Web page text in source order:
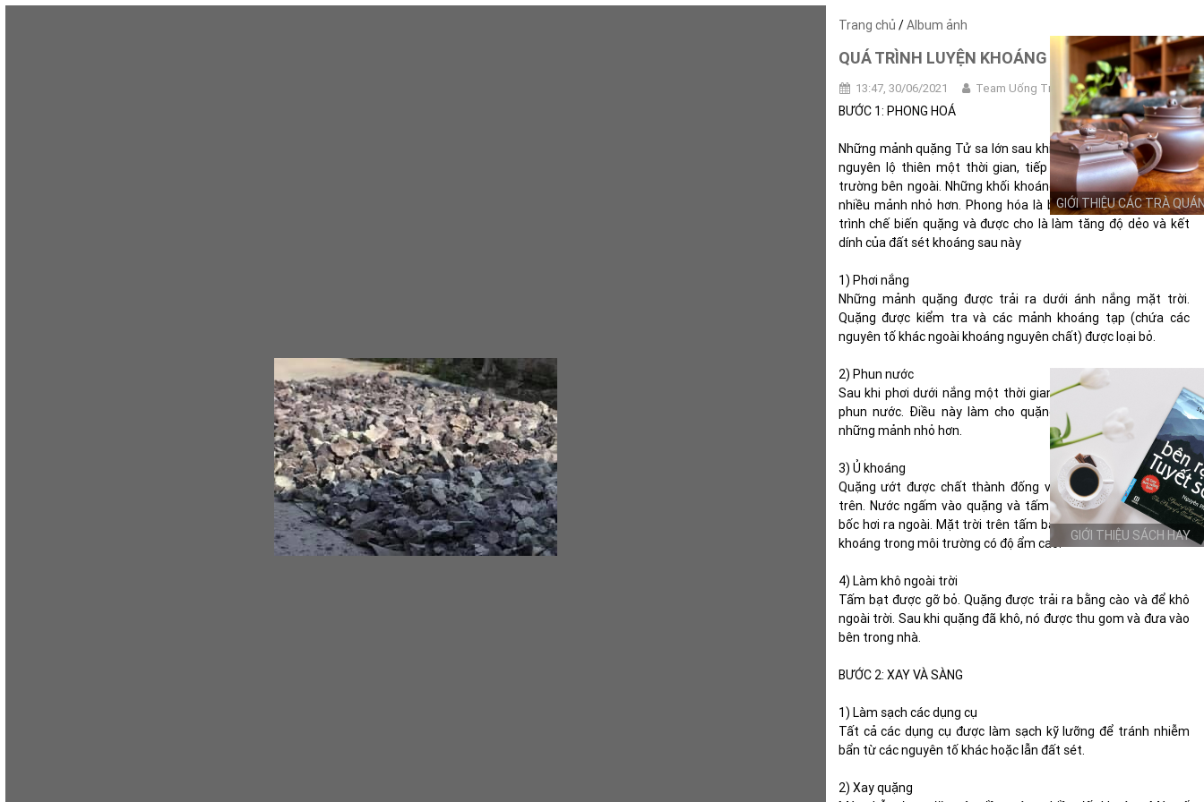
Trang chủ /Album ảnh
QUÁ TRÌNH LUYỆN KHOÁNG TỬ SA
13:47, 30/06/2021 Team Uống Trà Thôi CHẤT ĐẤT
BƯỚC 1: PHONG HOÁ
Những mảnh quặng Tử sa lớn sau khi được khai thác được để
nguyên lộ thiên một thời gian, tiếp xúc với các yếu tố môi
trường bên ngoài. Những khối khoáng lớn này tự vỡ ra thành
nhiều mảnh nhỏ hơn. Phong hóa là bước đầu tiên trong quá
trình chế biến quặng và được cho là làm tăng độ dẻo và kết
dính của đất sét khoáng sau này
1) Phơi nắng
Những mảnh quặng được trải ra dưới ánh nắng mặt trời.
Quặng được kiểm tra và các mảnh khoáng tạp (chứa các
nguyên tố khác ngoài khoáng nguyên chất) được loại bỏ.
2) Phun nước
Sau khi phơi dưới nắng một thời gian, các mảnh quặng được
phun nước. Điều này làm cho quặng lại vỡ và bở ra thành
những mảnh nhỏ hơn.
3) Ủ khoáng
Quặng ướt được chất thành đống và phủ một tấm bạt lên
trên. Nước ngấm vào quặng và tấm bạt ngăn không cho nó
bốc hơi ra ngoài. Mặt trời trên tấm bạt làm nóng đống quặng
khoáng trong môi trường có độ ẩm cao.
4) Làm khô ngoài trời
Tấm bạt được gỡ bỏ. Quặng được trải ra bằng cào và để khô
ngoài trời. Sau khi quặng đã khô, nó được thu gom và đưa vào
bên trong nhà.
BƯỚC 2: XAY VÀ SÀNG
1) Làm sạch các dụng cụ
Tất cả các dụng cụ được làm sạch kỹ lưỡng để tránh nhiễm
bẩn từ các nguyên tố khác hoặc lẫn đất sét.
2) Xay quặng
GIỚI THIỆU CÁC TRÀ
GIỚI THIỆU SÁCH HAY